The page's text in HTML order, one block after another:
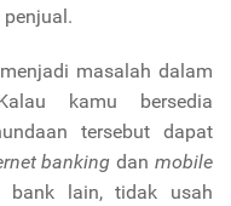
masalah dalam
kamu bersedia
tersebut dapat
banking danmobile
bank lain, tidak usah